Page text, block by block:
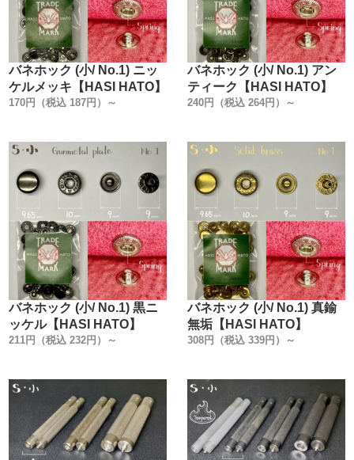
バネホック (小/ No.1) ニッ
ケルメッキ【HASI HATO】
170円（税込 187円）～
バネホック (小/ No.1) アン
ティーク【HASI HATO】
240円（税込 264円）～
バネホック (小/ No.1) 黒ニ
ッケル【HASI HATO】
211円（税込 232円）～
バネホック (小/ No.1) 真鍮
無垢【HASI HATO】
308円（税込 339円）～